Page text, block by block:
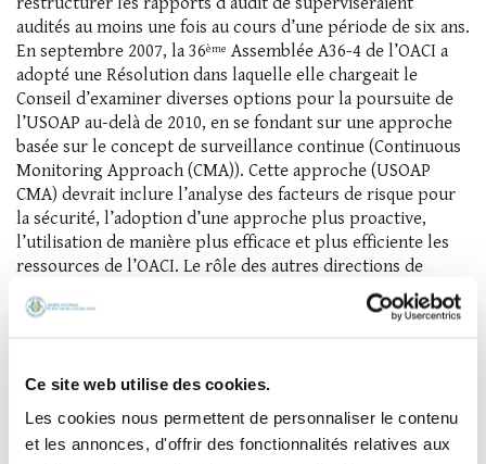
Ce site web utilise des cookies.
Les cookies nous permettent de personnaliser le contenu
et les annonces, d'offrir des fonctionnalités relatives aux
audités au moins une fois au cours d’une période de six ans.
En septembre 2007, la 36ème Assemblée A36-4 de l’OACI a
adopté une Résolution dans laquelle elle chargeait le
Conseil d’examiner diverses options pour la poursuite de
l’USOAP au-delà de 2010, en se fondant sur une approche
basée sur le concept de surveillance continue (Continuous
Monitoring Approach (CMA)). Cette approche (USOAP
CMA) devrait inclure l’analyse des facteurs de risque pour
la sécurité, l’adoption d’une approche plus proactive,
l’utilisation de manière plus efficace et plus efficiente les
ressources de l’OACI. Le rôle des autres directions de
l’OACI et des bureaux régionaux devant s’accroitre.
cruciaux de supervision de la sécurité (ÉC) 1 à 5 font l’objet
l’USOAP CMA. L’objectif d’une activité de validation hors
site est d’évaluer et de valider les PQs et CAP (plan